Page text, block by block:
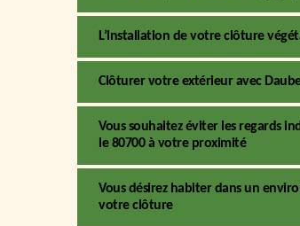
L’installation de votre clôture
Clôturer votre extérieur avec
Vous souhaitez éviter les regards
le 80700 à votre proximité
Vous désirez habiter dans un
votre clôture